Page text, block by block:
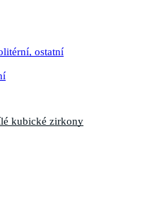
ostatní
kubické zirkony